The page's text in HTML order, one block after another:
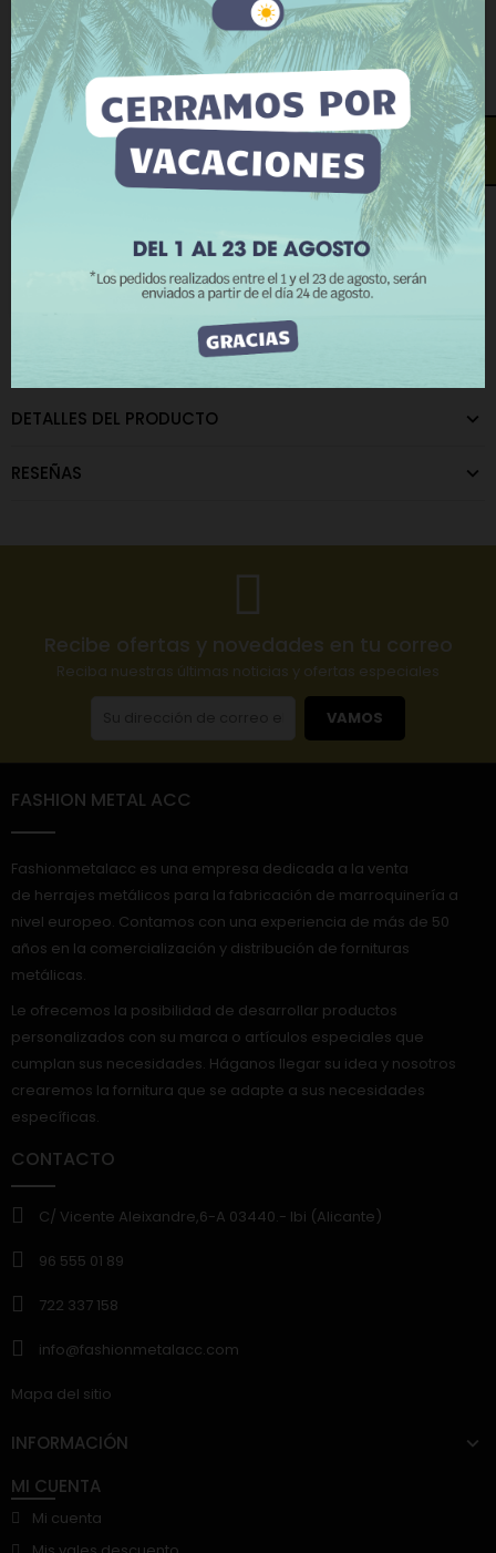
COMPRAR AHORA
Añadir a la lista de deseos Añadir a comparar
La cantidad mínima en el pedido de compra para el producto es
12.
CATEGORÍAS: Accesorios de Plástico
DETALLES DEL PRODUCTO
RESEÑAS
Este sitio web utiliza cookies propias y de terceros
para mejorar nuestros servicios y mostrarle
publicidad relacionada con sus preferencias
mediante el análisis de sus hábitos de navegación.
Para dar su consentimiento sobre su uso pulse el
botón Acepto.
Más información Personalizar cookies
ACEPTO
¿Te llamamos?
Recibe ofertas y novedades en tu correo
Reciba nuestras últimas noticias y ofertas especiales
VAMOS
FASHION METAL ACC
Fashionmetalacc es una empresa dedicada a la venta
de herrajes metálicos para la fabricación de marroquinería a
nivel europeo. Contamos con una experiencia de más de 50
años en la comercialización y distribución de fornituras
metálicas.
Le ofrecemos la posibilidad de desarrollar productos
personalizados con su marca o artículos especiales que
cumplan sus necesidades. Háganos llegar su idea y nosotros
crearemos la fornitura que se adapte a sus necesidades
específicas.
CONTACTO
C/ Vicente Aleixandre,6-A 03440.- Ibi (Alicante)
96 555 01 89
722 337 158
info@fashionmetalacc.com
Mapa del sitio
INFORMACIÓN
MI CUENTA
Mi cuenta